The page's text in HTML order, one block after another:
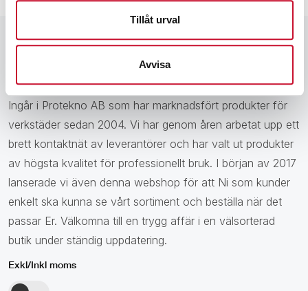
Tillåt urval
Avvisa
Ingår i Protekno AB som har marknadsfört produkter för
verkstäder sedan 2004. Vi har genom åren arbetat upp ett
brett kontaktnät av leverantörer och har valt ut produkter
av högsta kvalitet för professionellt bruk. I början av 2017
lanserade vi även denna webshop för att Ni som kunder
enkelt ska kunna se vårt sortiment och beställa när det
passar Er. Välkomna till en trygg affär i en välsorterad
butik under ständig uppdatering.
Exkl/Inkl moms